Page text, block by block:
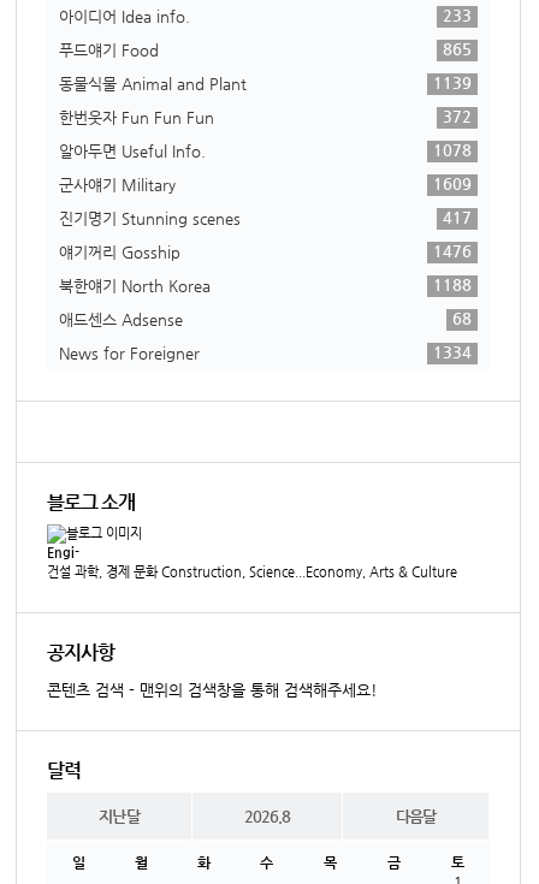
아이디어 Idea info.
233
푸드얘기 Food
865
동물식물 Animal and Plant
1139
한번웃자 Fun Fun Fun
372
알아두면 Useful Info.
1078
군사얘기 Military
1609
진기명기 Stunning scenes
417
얘기꺼리 Gosship
1476
북한얘기 North Korea
1188
애드센스 Adsense
68
News for Foreigner
1334
블로그 소개
Engi-
건설 과학, 경제 문화 Construction, Science...Economy, Arts & Culture
공지사항
콘텐츠 검색 - 맨위의 검색창을 통해 검색해주세요!
달력
지난달 2026.8 다음달
일 월 화 수 목 금
토